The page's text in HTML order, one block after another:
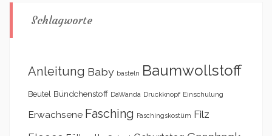
Schlagworte
Anleitung Baby basteln Baumwollstoff
Beutel Bündchenstoff DaWanda Druckknopf Einschulung
Erwachsene Fasching Faschingskostüm Filz